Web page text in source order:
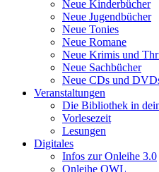
Neue Kinderbücher
Neue Jugendbücher
Neue Tonies
Neue Romane
Neue Krimis und
Neue Sachbücher
Neue CDs und
Veranstaltungen
Die Bibliothek in
Vorlesezeit
Lesungen
Digitales
Infos zur Onleihe 3.0
Onleihe OWL